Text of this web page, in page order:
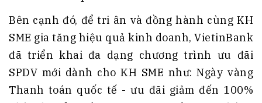
Bên cạnh đó, để tri ân và đồng hành cùng KH
SME gia tăng hiệu quả kinh doanh, VietinBank
đã triển khai đa dạng chương trình ưu đãi
SPDV mới dành cho KH SME như: Ngày vàng
Thanh toán quốc tế - ưu đãi giảm đến 100%